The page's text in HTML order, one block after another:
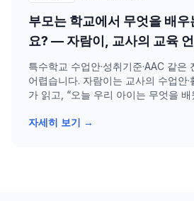
부모는 학교에서 무엇을 배
요? — 자람이, 교사의 교육
언어로 번역합니다
특수학교 수업안·성취기준·AAC 같은
어렵습니다. 자람이는 교사의 수업안·
가 읽고, “오늘 우리 아이는 무엇을 배
자세히 보기 →